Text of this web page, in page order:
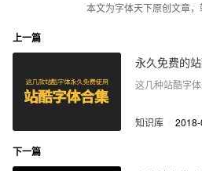
本文为字体天下原创文章
上一篇
永久免费的
这几种站酷字
知识库
下一篇